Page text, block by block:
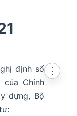
định số
của Chính
dựng, Bộ
⋮